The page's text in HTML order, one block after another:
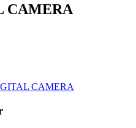
CAMERA
CAMERA